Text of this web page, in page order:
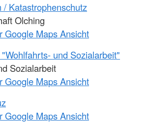
/ Katastrophenschutz
Olching
Google Maps Ansicht
und Sozialarbeit"
Sozialarbeit
Google Maps Ansicht
Google Maps Ansicht